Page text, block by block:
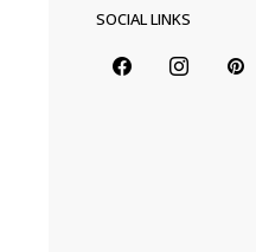
SOCIAL LINKS